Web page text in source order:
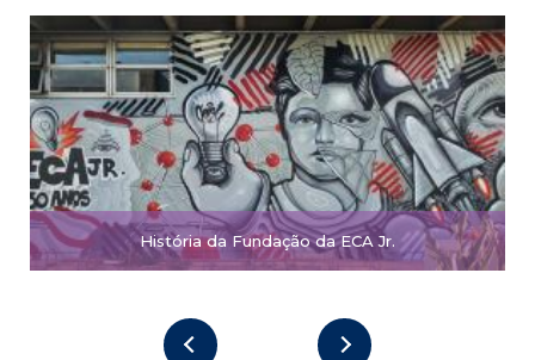
História da Fundação da ECA Jr.